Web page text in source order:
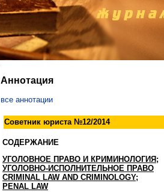
Аннотация
все аннотации
Советник юриста №12/2014
СОДЕРЖАНИЕ
УГОЛОВНОЕ ПРАВО И КРИМИНОЛОГИЯ;
УГОЛОВНО-ИСПОЛНИТЕЛЬНОЕ ПРАВО
CRIMINAL LAW AND CRIMINOLOGY;
PENAL LAW